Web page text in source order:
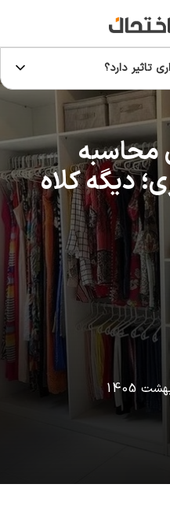
تاثیر دارد؟
محاسبه
دیگه کلاه